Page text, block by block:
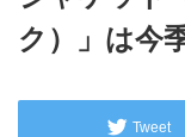
ク）」は今
Tweet